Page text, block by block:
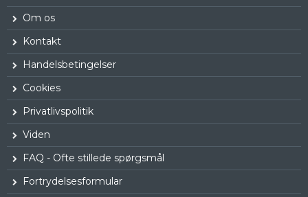
Om os
Kontakt
Handelsbetingelser
Cookies
Privatlivspolitik
Viden
FAQ - Ofte stillede spørgsmål
Fortrydelsesformular